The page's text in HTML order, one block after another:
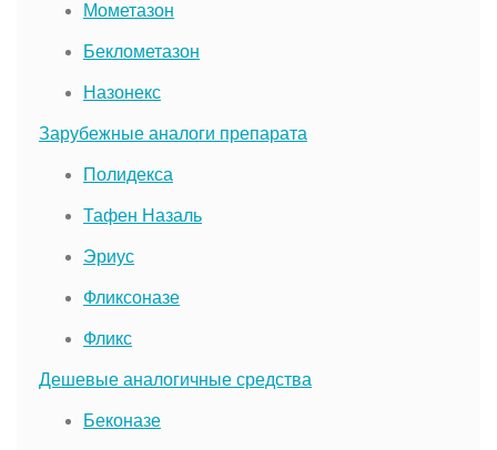
Мометазон
Беклометазон
Назонекс
Зарубежные аналоги препарата
Полидекса
Тафен Назаль
Эриус
Фликсоназе
Фликс
Дешевые аналогичные средства
Беконазе